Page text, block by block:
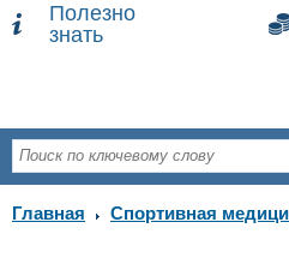
Полезно
знать
Главная Спортивная